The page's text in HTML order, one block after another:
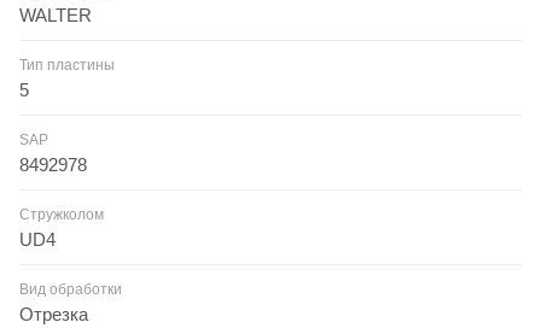
WALTER
Тип пластины
5
SAP
8492978
Стружколом
UD4
Вид обработки
Отрезка